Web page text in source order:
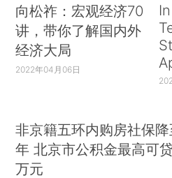
向松祚：宏观经济70
讲，带你了解国内外
经济大局
2022年04月06日
非京籍五环内购房社保
年 北京市公积金最高可
万元